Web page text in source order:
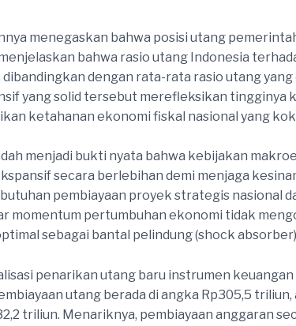
menegaskan bahwa posisi utang
bahwa rasio utang Indonesia
dengan rata-rata rasio utang
yang solid tersebut merefleksikan
ketahanan ekonomi fiskal nasional yang
menjadi bukti nyata bahwa kebijakan
secara berlebihan demi menjaga
pembiayaan proyek strategis nasional
momentum pertumbuhan ekonomi tidak
sebagai bantal pelindung (shock
penarikan utang baru instrumen
utang berada di angka Rp305,5
triliun. Menariknya, pembiayaan anggaran